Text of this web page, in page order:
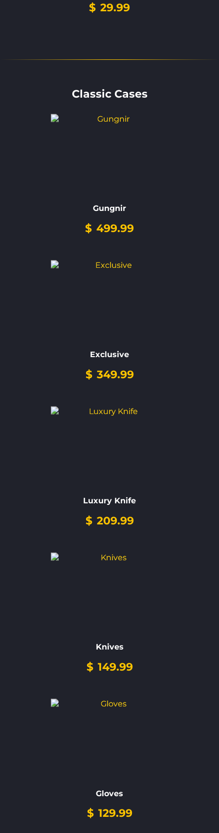
$ 29.99
Classic Cases
Gungnir
$ 499.99
Exclusive
$ 349.99
Luxury Knife
$ 209.99
Knives
$ 149.99
Gloves
$ 129.99